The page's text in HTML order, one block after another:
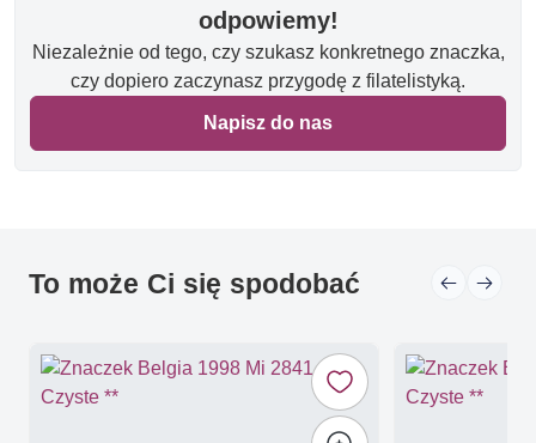
odpowiemy!
Niezależnie od tego, czy szukasz konkretnego znaczka,
czy dopiero zaczynasz przygodę z filatelistyką.
Napisz do nas
To może Ci się spodobać